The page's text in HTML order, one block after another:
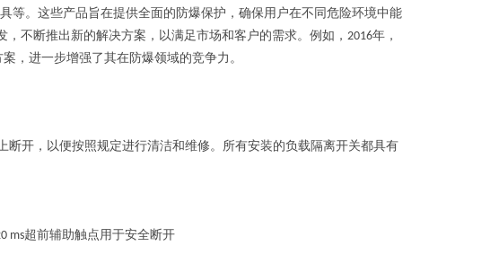
等。 这些产品旨在提供全面的防爆保护， 确保用户在不同危险环境中能
， 不断推出新的解决方案， 以满足市场和客户的需求。 例如， ‌2016年，
， 进一步增强了其在防爆领域的竞争力。
断开，以便按照规定进行清洁和维修。所有安装的负载隔离开关都具有
ms超前辅助触点用于安全断开